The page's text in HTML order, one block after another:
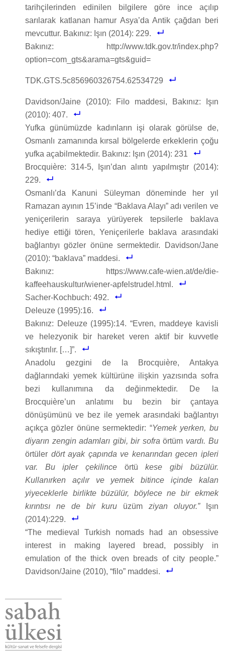
tarihçilerinden edinilen bilgilere göre ince açılıp
sarılarak katlanan hamur Asya’da Antik çağdan beri
mevcuttur. Bakınız: Işın (2014): 229.
Bakınız:
http://www.tdk.gov.tr/index.php?
option=com_gts&arama=gts&guid=
TDK.GTS.5c856960326754.62534729
Davidson/Jaine (2010): Filo maddesi, Bakınız: Işın
(2010): 407.
Yufka günümüzde kadınların işi olarak görülse de,
Osmanlı zamanında kırsal bölgelerde erkeklerin çoğu
yufka açabilmektedir. Bakınız: Işın (2014): 231
Brocquière: 314-5, Işın’dan alıntı yapılmıştır (2014):
229.
Osmanlı’da Kanuni Süleyman döneminde her yıl
Ramazan ayının 15’inde “Baklava Alayı” adı verilen ve
yeniçerilerin saraya yürüyerek tepsilerle baklava
hediye ettiği tören, Yeniçerilerle baklava arasındaki
bağlantıyı gözler önüne sermektedir. Davidson/Jane
(2010): “baklava” maddesi.
Bakınız: https://www.cafe-wien.at/de/die-
kaffeehauskultur/wiener-apfelstrudel.html.
Sacher-Kochbuch: 492.
Deleuze (1995):16.
Bakınız: Deleuze (1995):14. “Evren, maddeye kavisli
ve helezyonik bir hareket veren aktif bir kuvvetle
sıkıştırılır. […]”.
Anadolu gezgini de la Brocquière, Antakya
dağlarındaki yemek kültürüne ilişkin yazısında sofra
bezi kullanımına da değinmektedir. De la
Brocquière’un anlatımı bu bezin bir çantaya
dönüşümünü ve bez ile yemek arasındaki bağlantıyı
açıkça gözler önüne sermektedir: “Yemek yerken, bu
diyarın zengin adamları gibi, bir sofraörtüm vardı. Bu
örtüler dört ayak çapında ve kenarından gecen ipleri
var. Bu ipler çekilince örtükese gibi büzülür.
Kullanırken açılır ve yemek bitince içinde kalan
yiyeceklerle birlikte büzülür, böylece ne bir ekmek
kırıntısı ne de bir kuru üzüm ziyan oluyor.”
Işın
(2014):229.
“The medieval Turkish nomads had an obsessive
interest in making layered bread, possibly in
emulation of the thick oven breads of city people.”
Davidson/Jaine (2010), “filo” maddesi.